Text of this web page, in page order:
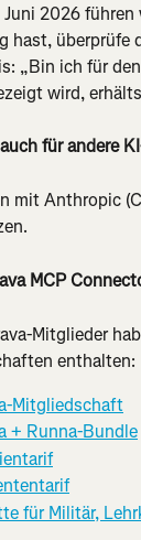
Juni 2026
hast, überprüfe
„Bin ich für
wird,
für andere
mit Anthropic
MCP
Mitglieder
enthalten:
Mitgliedschaft
+ Runna-Bundle
für Militär,